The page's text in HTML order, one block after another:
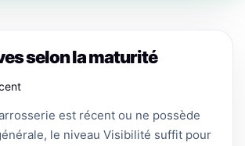
selon la maturité
est récent ou ne possède
le niveau Visibilité suffit pour